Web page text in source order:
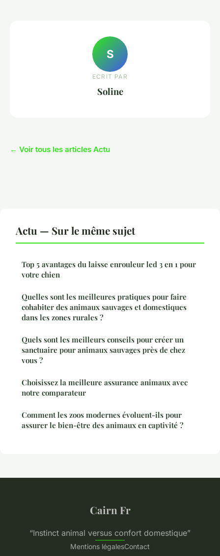
S
ECRIT PAR
Soline
← Voir tous les articles Actu
Actu — Sur le même sujet
Top 5 avantages du laisse enrouleur led 3 en 1 pour
votre chien
Quelles sont les meilleures pratiques pour faire
cohabiter des animaux sauvages et domestiques
dans les zones rurales ?
Quels sont les meilleurs conseils pour créer un
sanctuaire pour animaux sauvages près de chez
vous ?
Choisissez la meilleure assurance animaux avec
notre comparateur
Comment les zoos modernes évoluent-ils pour
assurer le bien-être des animaux en captivité ?
Cairn Fr
“Instinct animal versus confort domestique”
Mentions légalesContact